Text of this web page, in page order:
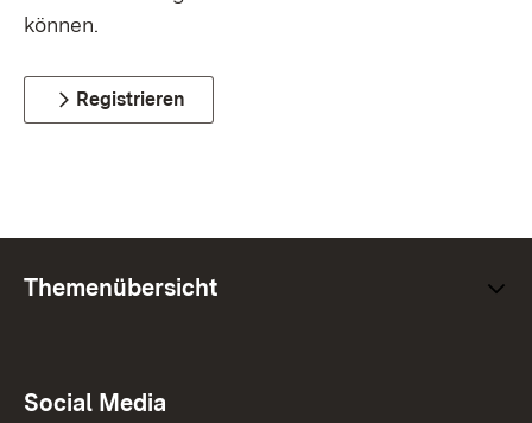
können.
Registrieren
Themenübersicht
Social Media